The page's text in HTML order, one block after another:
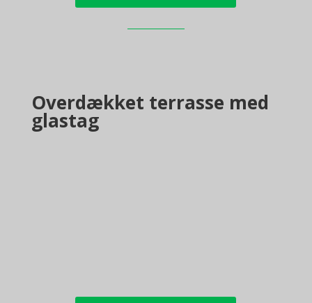
Overdækket terrasse med
glastag